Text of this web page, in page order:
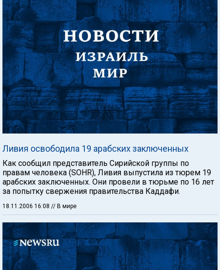
Ливия освободила 19 арабских заключенных
Как сообщил представитель Сирийской группы по
правам человека (SOHR), Ливия выпустила из тюрем 19
арабских заключенных. Они провели в тюрьме по 16 лет
за попытку свержения правительства Каддафи.
18.11.2006 16:08 // В мире